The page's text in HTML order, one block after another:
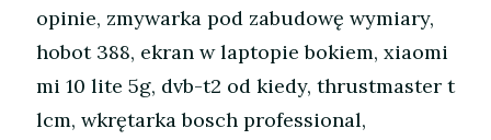
opinie, zmywarka pod zabudowę wymiary,
hobot 388, ekran w laptopie bokiem, xiaomi
mi 10 lite 5g, dvb-t2 od kiedy, thrustmaster t
lcm, wkrętarka bosch professional,